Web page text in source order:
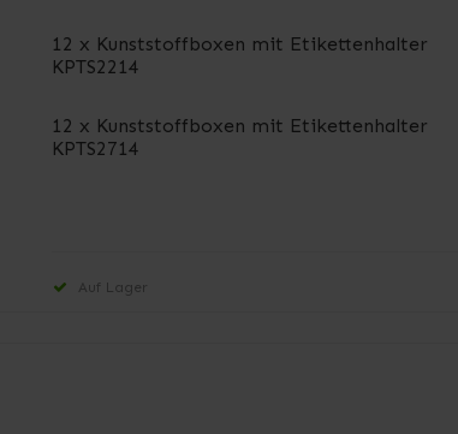
12 x Kunststoffboxen mit Etikettenhalter
KPTS2214
12 x Kunststoffboxen mit Etikettenhalter
KPTS2714
Auf Lager